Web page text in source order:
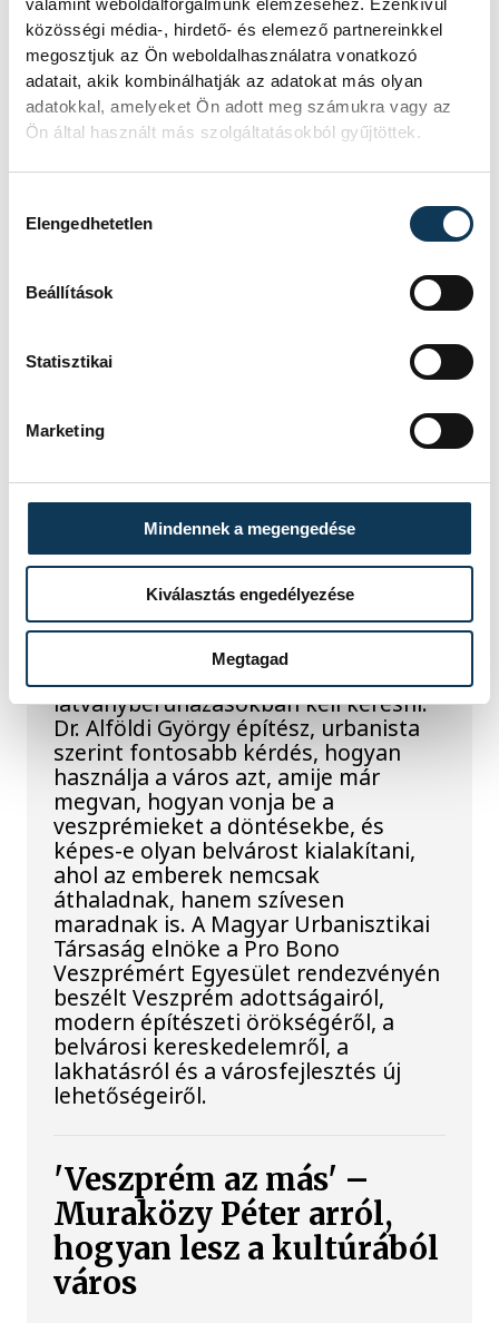
közösségi média-, hirdető- és elemező partnereinkkel
megosztjuk az Ön weboldalhasználatra vonatkozó
adatait, akik kombinálhatják az adatokat más olyan
adatokkal, amelyeket Ön adott meg számukra vagy az
Ön által használt más szolgáltatásokból gyűjtöttek.
Elengedhetetlen
Beállítások
Statisztikai
Marketing
Mindennek a megengedése
Kiválasztás engedélyezése
Megtagad
hitről és a valódi
szabadságról a
bakonybéli bencésekkel
Mit jelent ma szerzetesnek lenni?
szabadságot? Van-e valódi üzenete a
nagyböjtnek a rohanó
a kereszténység azokhoz, akik már
kevésbé ismerik a mögöttük álló
ember' – Alföldi György
Veszprém belvárosáról
és a város jövőjéről
Veszprém jó helyzetben van, de a
város jövőjét nem elsősorban új
épületekben és
látványberuházásokban kell keresni.
Dr. Alföldi György építész, urbanista
szerint fontosabb kérdés, hogyan
használja a város azt, amije már
megvan, hogyan vonja be a
veszprémieket a döntésekbe, és
képes-e olyan belvárost kialakítani,
ahol az emberek nemcsak
áthaladnak, hanem szívesen
maradnak is. A Magyar Urbanisztikai
Társaság elnöke a Pro Bono
Veszprémért Egyesület rendezvényén
beszélt Veszprém adottságairól,
modern építészeti örökségéről, a
belvárosi kereskedelemről, a
lakhatásról és a városfejlesztés új
lehetőségeiről.
'Veszprém az más' –
Muraközy Péter arról,
hogyan lesz a kultúrából
város